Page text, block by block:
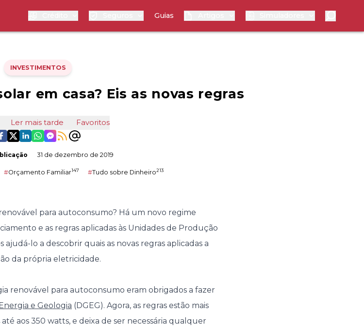
Guias
INVESTIMENTOS
em casa? Eis as novas regras
Ler mais tarde Favoritos
31 de dezembro de 2019
#Orçamento Familiar147 #Tudo sobre Dinheiro213
para autoconsumo? Há um novo regime
e as regras aplicadas às Unidades de Produção
lo a descobrir quais as novas regras aplicadas a
da própria eletricidade.
renovável para autoconsumo eram obrigados a fazer
e Geologia (DGEG). Agora, as regras estão mais
aos 350 watts, e deixa de ser necessária qualquer